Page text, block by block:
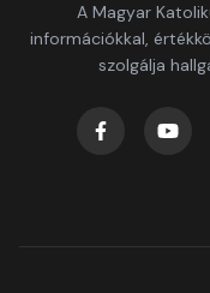
A Magyar
információkkal,
szolgálja